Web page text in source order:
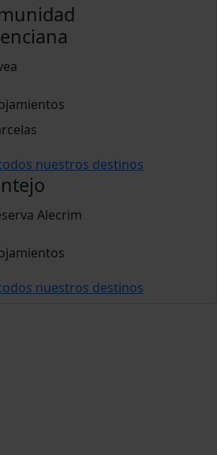
nuestros destinos
Alecrim
nuestros destinos